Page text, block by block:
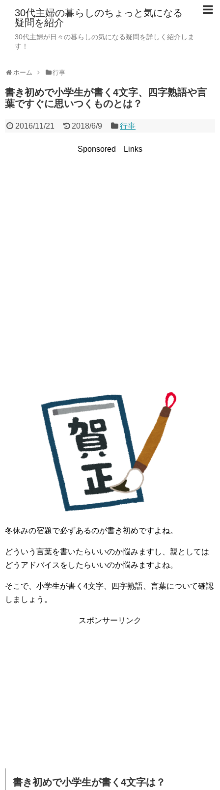
30代主婦の暮らしのちょっと気になる
疑問を紹介
30代主婦が日々の暮らしの気になる疑問を詳しく紹介しま
す！
ホーム 行事
書き初めで小学生が書く4文字、四字熟語や言
葉ですぐに思いつくものとは？
2016/11/21 2018/6/9 行事
Sponsored Links
冬休みの宿題で必ずあるのが書き初めですよね。
どういう言葉を書いたらいいのか悩みますし、親としては
どうアドバイスをしたらいいのか悩みますよね。
そこで、小学生が書く4文字、四字熟語、言葉について確認
しましょう。
スポンサーリンク
書き初めで小学生が書く4文字は？